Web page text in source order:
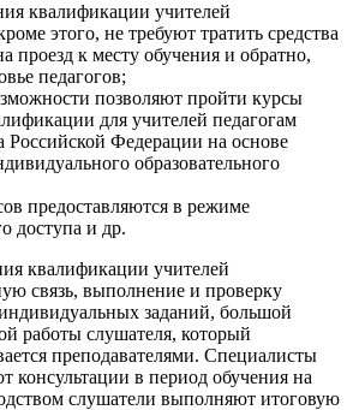
квалификации учителей
этого, не требуют тратить средства
проезд к месту обучения и обратно,
педагогов;
позволяют пройти курсы
для учителей педагогам
Российской Федерации на основе
образовательного
предоставляются в режиме
доступа и др.
квалификации учителей
связь, выполнение и проверку
заданий, большой
работы слушателя, который
преподавателями. Специалисты
консультации в период обучения на
слушатели выполняют итоговую